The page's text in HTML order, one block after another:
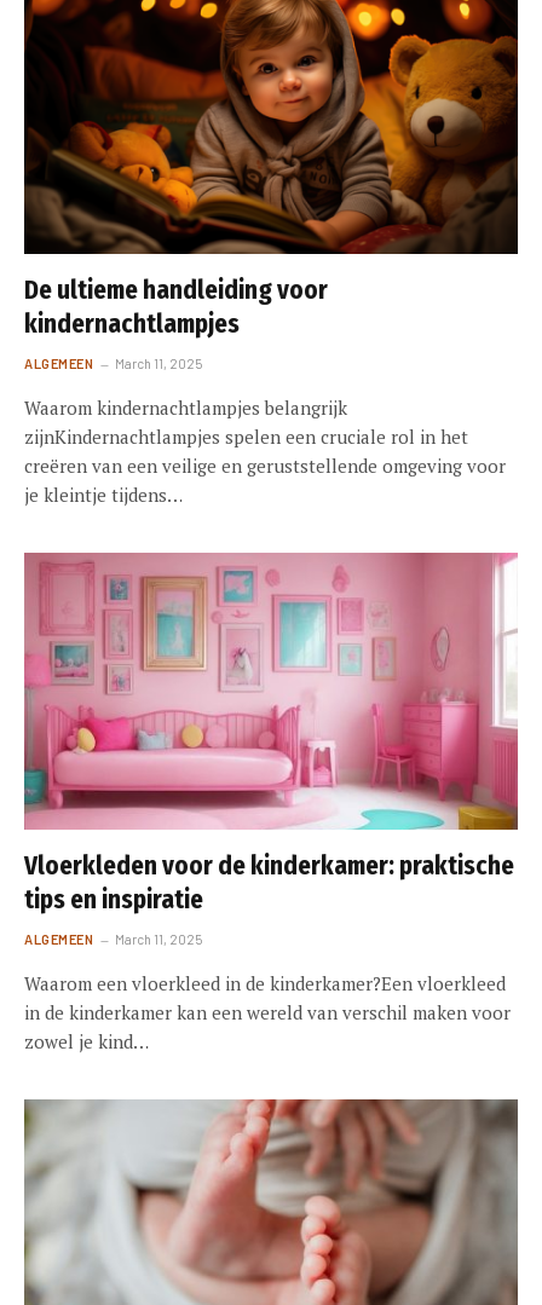
De ultieme handleiding voor
kindernachtlampjes
ALGEMEEN March 11, 2025
Waarom kindernachtlampjes belangrijk
zijnKindernachtlampjes spelen een cruciale rol in het
creëren van een veilige en geruststellende omgeving voor
je kleintje tijdens…
Vloerkleden voor de kinderkamer: praktische
tips en inspiratie
ALGEMEEN March 11, 2025
Waarom een vloerkleed in de kinderkamer?Een vloerkleed
in de kinderkamer kan een wereld van verschil maken voor
zowel je kind…